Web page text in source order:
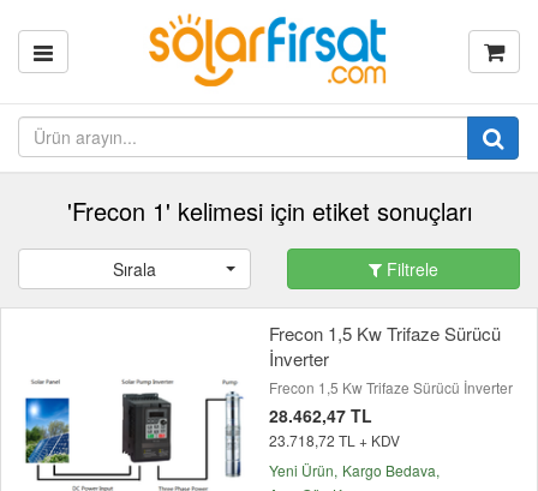
'Frecon 1' kelimesi için etiket sonuçları
Sırala Filtrele
Frecon 1,5 Kw Trifaze Sürücü
İnverter
Frecon 1,5 Kw Trifaze Sürücü İnverter
28.462,47 TL
23.718,72 TL + KDV
Yeni Ürün Kargo Bedava